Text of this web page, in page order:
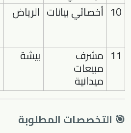
10 أخصائي بيانات الرياض
11 مشرف
مبيعات
ميدانية
بيشة
🎯 التخصصات المطلوبة